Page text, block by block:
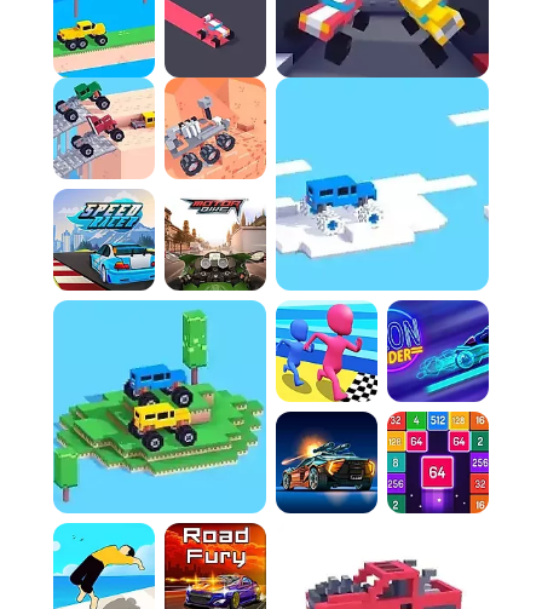
votre véhicule est primordiale pour éviter de
vous retrouver sur le toit ou de le briser en
mille morceaux.
Règle 7 :Avancez le plus loin possible avant
que votre bolide ne cède inévitablement face
au terrain impitoyable ou à une défaillance
structurelle inéluctable.
Contrôles :
Avancer :Appuyez sur W, D, X, la flèche du
Haut ou la flèche de Droite.
Reculer/Freiner :Appuyez sur S, A, Z, la flèche
du Bas ou la flèche de Gauche. Sur écran
tactile, touchez la droite de l'écran pour
accélérer et la gauche pour freiner.
FAQ :
Q : Pourquoi m'est-il impossible de diriger mon
véhicule ?
L'essence même de Missile Base réside dans la
maîtrise de la vitesse et de l'élan en l'absence
totale de direction. Les véhicules, conçus pour
être instables, exacerbent le chaos et
l'imprévisibilité de ce jeu hilarant et frustrant.
Q : Quelle est la meilleure approche pour